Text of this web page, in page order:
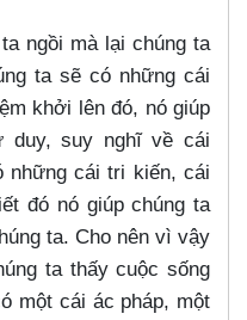
ngồi mà lại chúng ta
ta sẽ có những cái
khởi lên đó, nó giúp
suy nghĩ về cái
những cái tri kiến, cái
đó nó giúp chúng ta
ta. Cho nên vì vậy
ta thấy cuộc sống
một cái ác pháp, một